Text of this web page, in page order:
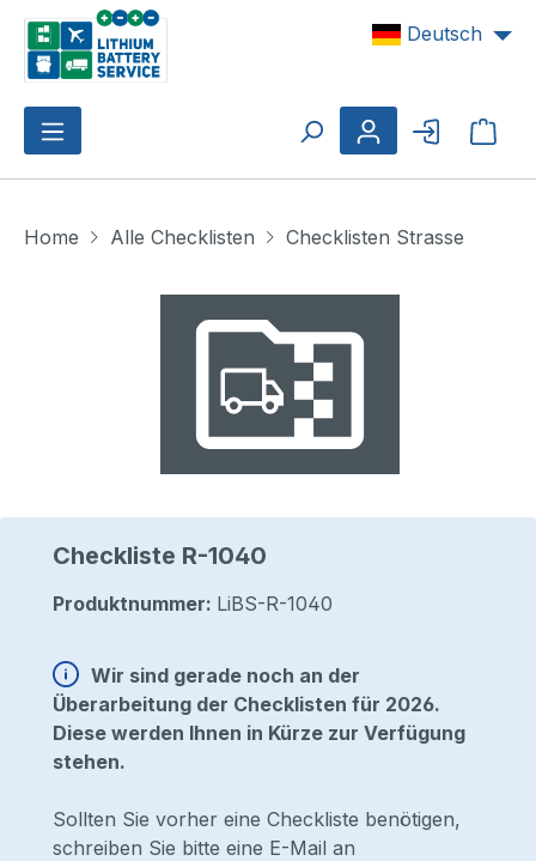
Zum Hauptinhalt springen Deutsch
Home Alle Checklisten
Checklisten Strasse
Checkliste R-1040
Produktnummer: LiBS-R-1040
Wir sind gerade noch an der
Überarbeitung der Checklisten für 2026.
Diese werden Ihnen in Kürze zur Verfügung
stehen.
Sollten Sie vorher eine Checkliste benötigen,
schreiben Sie bitte eine E-Mail an